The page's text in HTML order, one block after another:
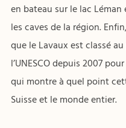
en bateau sur le lac
les caves de la région.
que le Lavaux est classé
l’UNESCO depuis 2007
qui montre à quel point
Suisse et le monde entier.